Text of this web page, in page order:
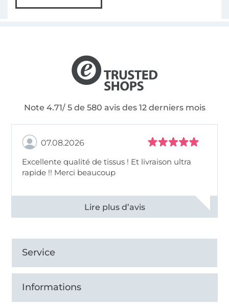
Note 4.71/ 5 de 580 avis des 12 derniers mois
07.08.2026
Excellente qualité de tissus ! Et livraison ultra
rapide !! Merci beaucoup
Voir tous les 11498 commentaires
Service
Informations